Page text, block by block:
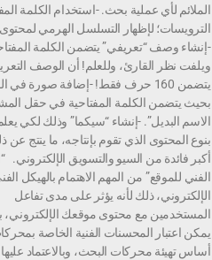
الملائم لأي عملية بحث. -استخدام الكلمة
الترويسات؛ لإظهار التسلسل الهرمي
-إنشاء وصف “تعريفي” يتضمن الكلمة
ويلفت نظر القارئ، وللعلم! أن الوصف
يتضمن 160 حرف فقط! -إضافة صورة في
بحيث يتضمن الكلمة المفتاحية في حقل
الاسم البديل”. -إنشاء “سيكما” وذلك لكي
بنوع المحتوى الذي تقوم بإنتاجه، ما ينتج عن
أكبر فائدة من السيو والتسويق الإلكتروني.
الفني للموقع” من المهم الاهتمام بالهيكل
الإلكتروني، ذلك لأنه يؤثر على مدى تفاعل
المستخدمين مع محتوى موقعك الإلكتروني،
يمكن اعتبار المحسنات الفنية الخاصة
أساس تهيئة محركات البحث، وبالاعتماد عليها